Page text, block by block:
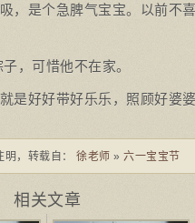
，是个急脾气宝宝。以前不
，可惜他不在家。
是好好带好乐乐，照顾好婆婆
明，转载自：徐老师 »六一宝宝节
相关文章